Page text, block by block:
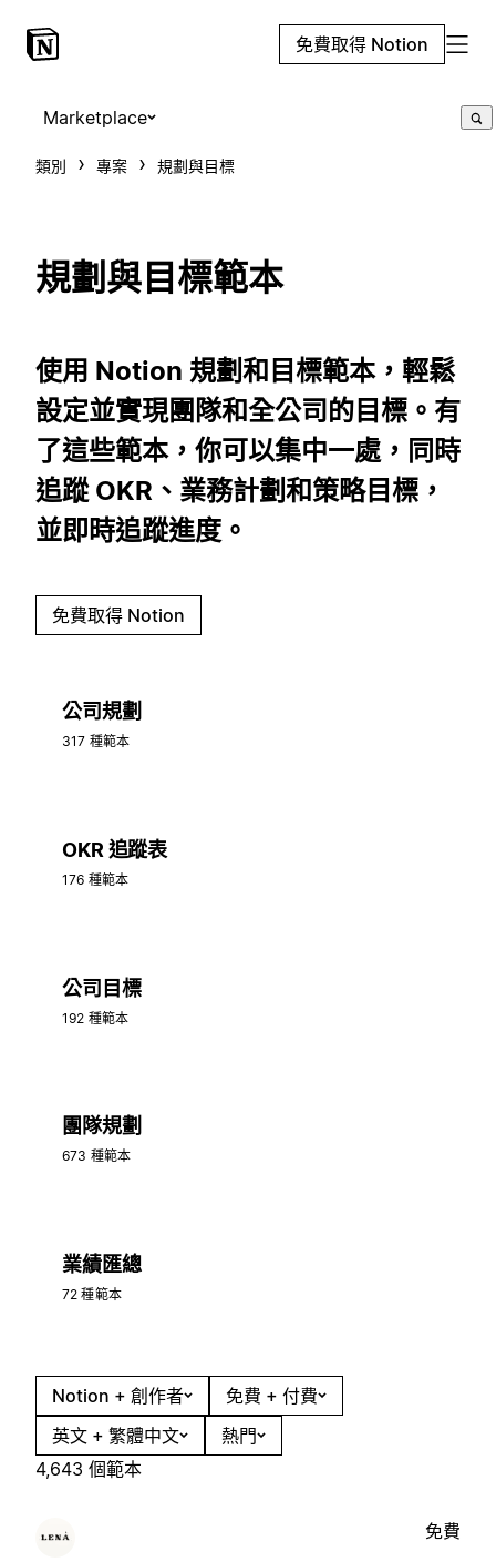
免費取得 Notion
Marketplace
類別 專案 規劃與目標
規劃與目標範本
使用 Notion 規劃和目標範本，輕鬆
設定並實現團隊和全公司的目標。有
了這些範本，你可以集中一處，同時
追蹤 OKR、業務計劃和策略目標，
並即時追蹤進度。
免費取得 Notion
公司規劃
317 種範本
OKR 追蹤表
176 種範本
公司目標
192 種範本
團隊規劃
673 種範本
業績匯總
72 種範本
Notion + 創作者
免費 + 付費
英文 + 繁體中文
熱門
4,643 個範本
免費